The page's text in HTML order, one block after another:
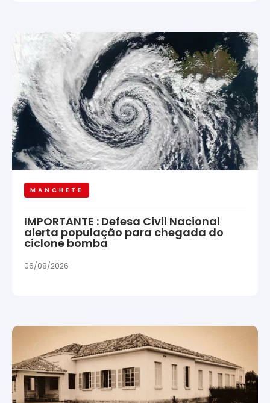
MANCHETE
IMPORTANTE : Defesa Civil Nacional
alerta população para chegada do
ciclone bomba
06/08/2026